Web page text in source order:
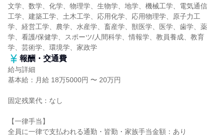
文学、数学、化学、物理学、生物学、地学、機械工学、電気通信
工学、建築工学、土木工学、応用化学、応用物理学、原子力工
学、経営工学、農学、水産学、畜産学、獣医学、医学、歯学、薬
学、看護/保健学、スポーツ/人間科学、情報学、教員養成、教育
学、芸術学、環境学、家政学
報酬・交通費
給与詳細
基本給：月給 18万5000円 〜 20万円
固定残業代：なし
【一律手当】
全員に一律で支払われる通勤・皆勤・家族手当金額：あり